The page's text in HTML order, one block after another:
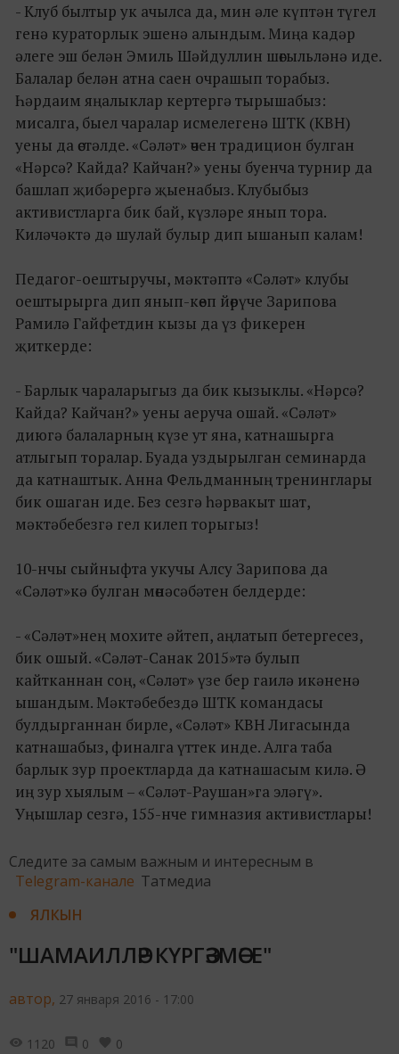
- Клуб былтыр ук ачылса да, мин әле күптән түгел
генә кураторлык эшенә алындым. Миңа кадәр
әлеге эш белән Эмиль Шәйдуллин шөгыльләнә иде.
Балалар белән атна саен очрашып торабыз.
Һәрдаим яңалыклар кертергә тырышабыз:
мисалга, быел чаралар исмелегенә ШТК (КВН)
уены да өстәлде. «Сәләт» өчен традицион булган
«Нәрсә? Кайда? Кайчан?» уены буенча турнир да
башлап җибәрергә җыенабыз. Клубыбыз
активистларга бик бай, күзләре янып тора.
Киләчәктә дә шулай булыр дип ышанып калам!
Педагог-оештыручы, мәктәптә «Сәләт» клубы
оештырырга дип янып-көеп йөрүче Зарипова
Рамилә Гайфетдин кызы да үз фикерен
җиткерде:
- Барлык чараларыгыз да бик кызыклы. «Нәрсә?
Кайда? Кайчан?» уены аеруча ошай. «Сәләт»
диюгә балаларның күзе ут яна, катнашырга
атлыгып торалар. Буада уздырылган семинарда
да катнаштык. Анна Фельдманның тренинглары
бик ошаган иде. Без сезгә һәрвакыт шат,
мәктәбебезгә гел килеп торыгыз!
10-нчы сыйныфта укучы Алсу Зарипова да
«Сәләт»кә булган мөнәсәбәтен белдерде:
- «Сәләт»нең мохите әйтеп, аңлатып бетергесез,
бик ошый. «Сәләт-Санак 2015»тә булып
кайтканнан соң, «Сәләт» үзе бер гаилә икәненә
ышандым. Мәктәбебездә ШТК командасы
булдырганнан бирле, «Сәләт» КВН Лигасында
катнашабыз, финалга үттек инде. Алга таба
барлык зур проектларда да катнашасым килә. Ә
иң зур хыялым – «Сәләт-Раушан»га эләгү».
Уңышлар сезгә, 155-нче гимназия активистлары!
Следите за самым важным и интересным в
Telegram-канале Татмедиа
ЯЛКЫН
"ШАМАИЛЛӘР КҮРГӘЗМӘСЕ"
автор, 27 января 2016 - 17:00
1120 0 0